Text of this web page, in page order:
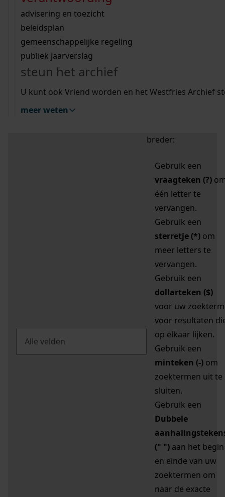
bouwvergunningen
omgevingsvergunningen
vergunningen
beeld en geluid
uitleg nodig?
Wij helpen u op weg met een aantal zoektips.
bekijk alle zoektips
Wij helpen u op weg met een aantal zoektips.
bekijk alle zoektips
bekijk ons geschiedenislokaal
advisering en toezicht
beleidsplan
gemeenschappelijke regeling
publiek jaarverslag
steun het archief
U kunt ook Vriend worden en het Westfries Archief
meer weten
zoektips
Mijn Studiezaal (inloggen)
uw zoekopdracht te
breder:
Gebruik een
vraagteken (?)
één letter te
vervangen.
Gebruik een
sterretje (*) om
meer letters te
vervangen.
Gebruik een
dollarteken ($)
voor uw zoekterm
voor resultaten
op elkaar lijken.
Gebruik een
minteken (-) om
zoektermen uit te
sluiten.
Gebruik een
Dubbele
(" ") aan het begin
en einde van uw
zoektermen om
naar de exacte